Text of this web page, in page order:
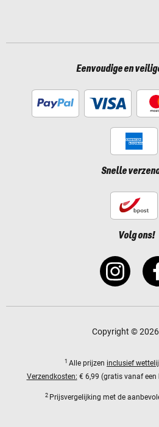
Eenvoudige en
Snelle
Volg ons!
Copyright ©
1 Alle prijzen inclusief
Verzendkosten: € 6,99 (gratis vanaf een
2 Prijsvergelijking met de